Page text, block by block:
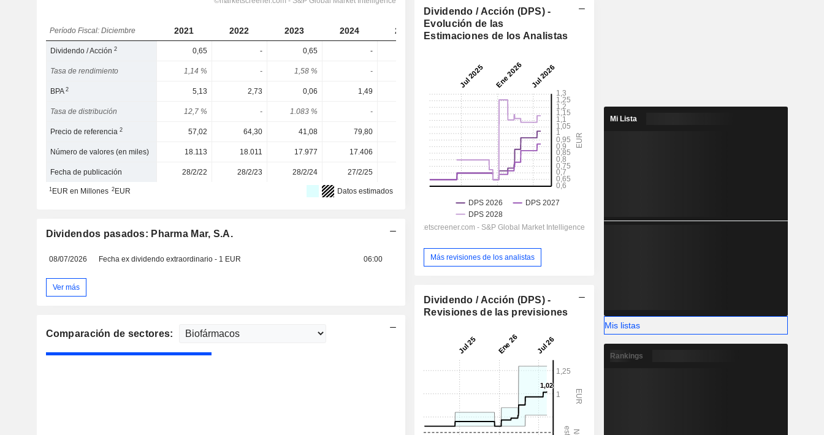
Período Fiscal: Diciembre 2021 2022 2023 2024 2025 2026 2027
Dividendo / Acción2 0,65 - 0,65 -
Tasa de rendimiento 1,14 % - 1,58 % - 1,31 % 1,18 %
BPA2 5,13 2,73 0,06 1,49
Tasa de distribución 12,7 % - 1.083 % - 43 % 14,9 %
Precio de referencia2 57,02 64,30 41,08 79,80 77,70 77,70 77,70
Número de valores (en miles) 18.113 18.011 17.977 17.406 17.336 -
Fecha de publicación 28/2/22 28/2/23 28/2/24 27/2/25 - -
1EUR en Millones 2EUR Datos estimados
Dividendos pasados: Pharma Mar, S.A.
08/07/2026 Fecha ex dividendo extraordinario - 1 EUR 06:00
Ver más
Comparación de sectores:
Dividendo / Acción (DPS) -
Evolución de las
Estimaciones de los Analistas
Más revisiones de los analistas
Dividendo / Acción (DPS) -
Revisiones de las previsiones
Mi Lista
Mis listas
Rankings